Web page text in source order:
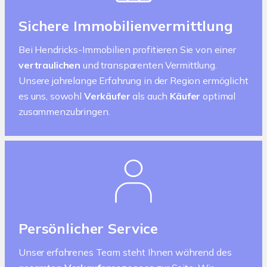
Sichere Immobilienvermittlung
Bei Hendricks-Immobilien profitieren Sie von einer
vertraulichen und transparenten Vermittlung.
Unsere jahrelange Erfahrung in der Region ermöglicht
es uns, sowohl Verkäufer als auch Käufer optimal
zusammenzubringen.
Persönlicher Service
Unser erfahrenes Team steht Ihnen während des